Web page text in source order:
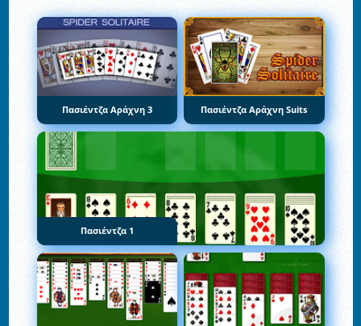
Πασιέντζα Αράχνη 3 Πασιέντζα Αράχνη Suits
Πασιέντζα 1